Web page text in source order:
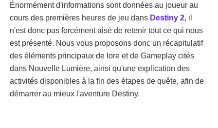
Énormément d'informations sont données au joueur au
cours des premières heures de jeu dans Destiny 2, il
n'est donc pas forcément aisé de retenir tout ce qui nous
est présenté. Nous vous proposons donc un récapitulatif
des éléments principaux de lore et de Gameplay cités
dans Nouvelle Lumière, ainsi qu'une explication des
activités disponibles à la fin des étapes de quête, afin de
démarrer au mieux l'aventure Destiny.